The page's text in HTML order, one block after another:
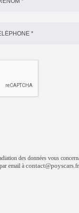
des données vous
email à contact@poyscars.fr